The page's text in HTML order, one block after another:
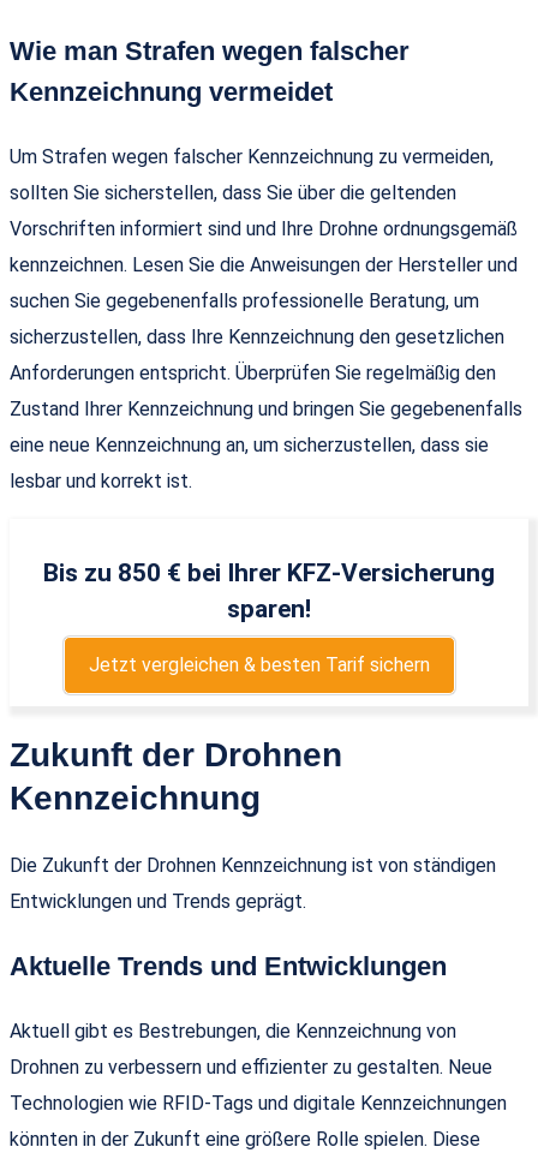
Wie man Strafen wegen falscher
Kennzeichnung vermeidet
Um Strafen wegen falscher Kennzeichnung zu vermeiden,
sollten Sie sicherstellen, dass Sie über die geltenden
Vorschriften informiert sind und Ihre Drohne ordnungsgemäß
kennzeichnen. Lesen Sie die Anweisungen der Hersteller und
suchen Sie gegebenenfalls professionelle Beratung, um
sicherzustellen, dass Ihre Kennzeichnung den gesetzlichen
Anforderungen entspricht. Überprüfen Sie regelmäßig den
Zustand Ihrer Kennzeichnung und bringen Sie gegebenenfalls
eine neue Kennzeichnung an, um sicherzustellen, dass sie
lesbar und korrekt ist.
Bis zu 850 € bei Ihrer KFZ-Versicherung
sparen!
Jetzt vergleichen & besten Tarif sichern
Zukunft der Drohnen
Kennzeichnung
Die Zukunft der Drohnen Kennzeichnung ist von ständigen
Entwicklungen und Trends geprägt.
Aktuelle Trends und Entwicklungen
Aktuell gibt es Bestrebungen, die Kennzeichnung von
Drohnen zu verbessern und effizienter zu gestalten. Neue
Technologien wie RFID-Tags und digitale Kennzeichnungen
könnten in der Zukunft eine größere Rolle spielen. Diese